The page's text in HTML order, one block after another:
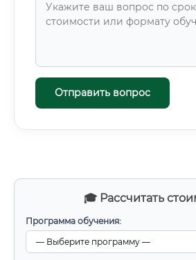
🎓 Рассчитать
Программа обучения:
Отправить вопрос